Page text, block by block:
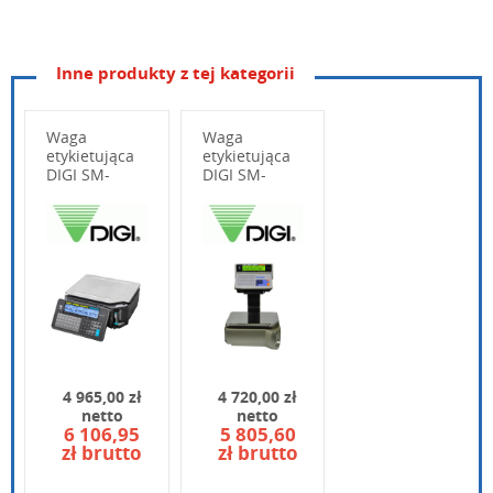
Obciążenie maksymalne
Dokładność
Ilość PLU
Wyświetlacz
Klawiatura
Prędkość druku
Interfejs komunikacyjny
Wpisz poniżej swoje pytanie
Wpisz kod widoczny na obrazku:
Inne produkty z tej kategorii
Waga
etykietująca
DIGI SM-
4 965,00 zł
netto
6 106,95
zł brutto
Waga
etykietująca
DIGI SM-
4 720,00 zł
netto
5 805,60
zł brutto